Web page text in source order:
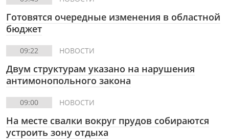
Готовятся очередные изменения в областной
бюджет
09:22 НОВОСТИ
Двум структурам указано на нарушения
антимонопольного закона
09:00 НОВОСТИ
На месте свалки вокруг прудов собираются
устроить зону отдыха